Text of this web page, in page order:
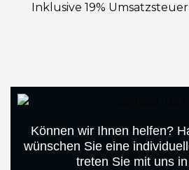
Inklusive 19% Umsatzsteuer
Können wir Ihnen helfen?
wünschen Sie eine
treten Sie mit uns